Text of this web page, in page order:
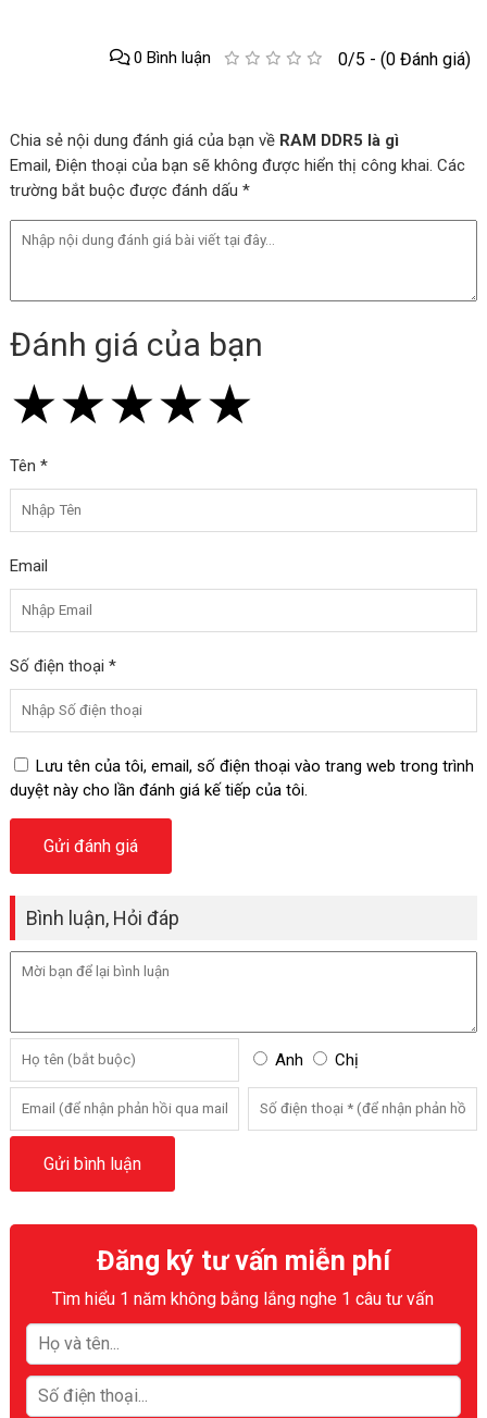
0/5 - (0 Đánh giá)
0 Bình luận
Chia sẻ nội dung đánh giá của bạn về RAM DDR5 là gì
Email, Điện thoại của bạn sẽ không được hiển thị công khai. Các
trường bắt buộc được đánh dấu *
Đánh giá của bạn
★
★★
★★★
★★★★
★★★★★
Tên *
Email
Số điện thoại *
Lưu tên của tôi, email, số điện thoại vào trang web trong trình
duyệt này cho lần đánh giá kế tiếp của tôi.
Bình luận, Hỏi đáp
Anh Chị
Đăng ký tư vấn miễn phí
Tìm hiểu 1 năm không bằng lắng nghe 1 câu tư vấn